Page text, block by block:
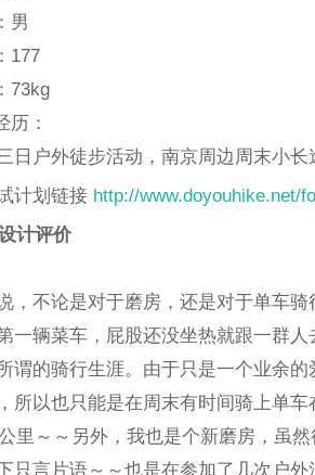
男
177
73kg
历：
日户外徒步活动，南京周边周末小长
计划链接 http://www.doyouhike.net/
计评价
，不论是对于磨房，还是对于单车
一辆菜车，屁股还没坐热就跟一群
谓的骑行生涯。由于只是一个业余
以也只能是在周末有时间骑上单车
里～～另外，我也是个新磨房，虽
只言片语～～也是在参加了几次户